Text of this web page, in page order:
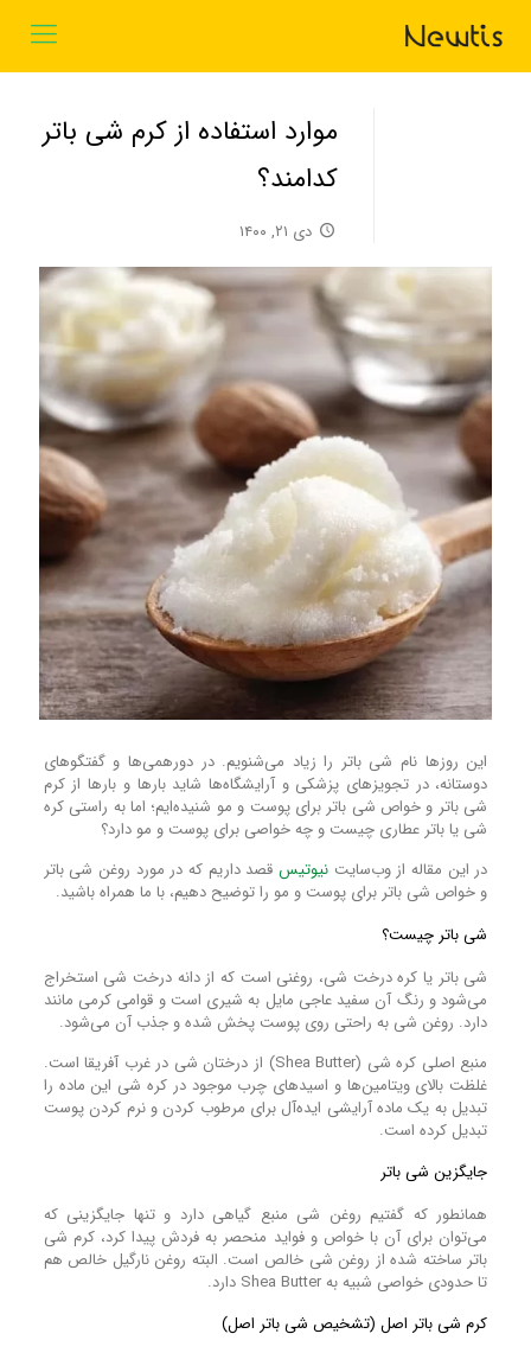
موارد استفاده از کرم شی باتر
کدامند؟
دی ۲۱, ۱۴۰۰
این روز‌ها نام شی باتر را زیاد می‌شنویم. در دورهمی‌ها و گفتگو‌های
دوستانه، در تجویز‌های پزشکی و آرایشگاه‌ها شاید بار‌ها و بار‌ها از کرم
شی باتر و خواص شی باتر برای پوست و مو شنیده‌ایم؛ اما به راستی کره
شی یا باتر عطاری چیست و چه خواصی برای پوست و مو دارد؟
در این مقاله از وب‌سایتنیوتیس قصد داریم که در مورد روغن شی باتر
و خواص شی باتر برای پوست و مو را توضیح دهیم، با ما همراه باشید.
شی باتر چیست؟
شی باتر یا کره‌ درخت شی، روغنی است که از دانه درخت شی استخراج
می‌شود و رنگ آن سفید عاجی مایل به شیری است و قوامی کرمی مانند
دارد. روغن شی به راحتی روی پوست پخش شده و جذب آن می‌شود.
منبع اصلی کره شی (Shea Butter) از درختان شی در غرب آفریقا است.
غلظت بالای ویتامین‌ها و اسید‌های چرب موجود در کره شی این ماده را
تبدیل به یک ماده آرایشی‌ ایده‌آل برای مرطوب کردن و نرم کردن پوست
تبدیل کرده است.
جایگزین شی باتر
همانطور که گفتیم روغن شی منبع گیاهی دارد و تنها جایگزینی که
می‌توان برای آن با خواص و فواید منحصر به فردش پیدا کرد، کرم شی
باتر ساخته شده از روغن شی خالص است. البته روغن نارگیل خالص هم
تا حدودی خواصی شبیه به Shea Butter دارد.
کرم شی باتر اصل (تشخیص شی باتر اصل)